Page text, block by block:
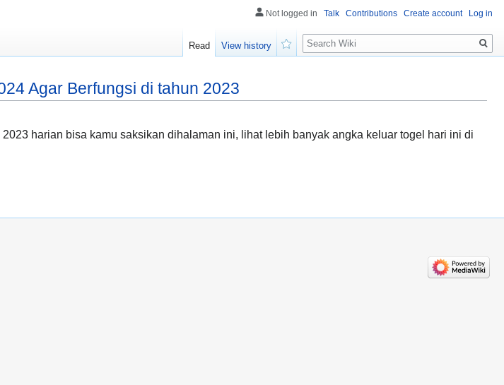
Agar Berfungsi di tahun 2023
harian bisa kamu saksikan dihalaman ini, lihat lebih banyak angka keluar togel hari ini di
Not logged in Talk Contributions Create account Log in
Read
View history
Search